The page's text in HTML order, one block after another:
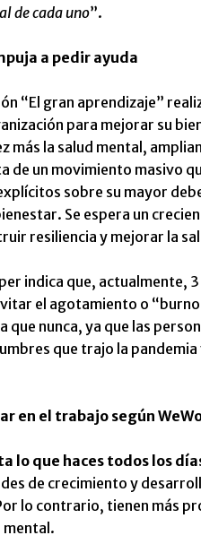
de cada uno”.
a pedir ayuda
“El gran aprendizaje”
para mejorar su
más la salud mental,
de un movimiento masivo
sobre su mayor
Se espera un
resiliencia y mejorar la
indica que, actualmente,
el agotamiento o
que nunca, ya que las
que trajo la
en el trabajo según
lo que haces todos los
de crecimiento y
lo contrario, tienen más
mental.